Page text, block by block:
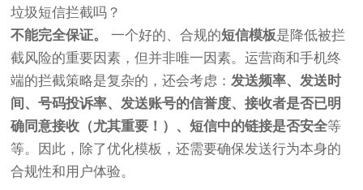
垃圾短信拦截吗？
不能完全保证。
一个好的、合规的短信模板是降低被拦
截风险的重要因素，但并非唯一因素。运营商和手机终
端的拦截策略是复杂的，还会考虑：发送频率、发送时
间、号码投诉率、发送账号的信誉度、接收者是否已明
确同意接收（尤其重要！）、短信中的链接是否安全等
等。因此，除了优化模板，还需要确保发送行为本身的
合规性和用户体验。